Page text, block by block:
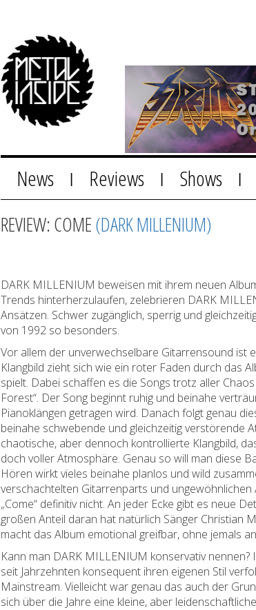
News Reviews Shows
REVIEW: COME(DARK MILLENIUM)
DARK MILLENIUM beweisen mit ihrem neuen
Trends hinterherzulaufen, zelebrieren DARK
Ansätzen. Schwer zugänglich, sperrig und
von 1992 so besonders.
Vor allem der unverwechselbare Gitarrensound ist
Klangbild zieht sich wie ein roter Faden durch das
spielt. Dabei schaffen es die Songs trotz aller
Forest“. Der Song beginnt ruhig und beinahe
Pianoklängen getragen wird. Danach folgt genau
beinahe schwebende und gleichzeitig verstörende
chaotische, aber dennoch kontrollierte Klangbild,
doch voller Atmosphäre. Genau so will man diese
Hören wirkt vieles beinahe planlos und wild
verschachtelten Gitarrenparts und
„Come“ definitiv nicht. An jeder Ecke gibt es neue
großen Anteil daran hat natürlich Sänger Christian
macht das Album emotional greifbar, ohne jemals
Kann man DARK MILLENIUM konservativ
seit Jahrzehnten konsequent ihren eigenen Stil
Mainstream. Vielleicht war genau das auch der
sich über die Jahre eine kleine, aber